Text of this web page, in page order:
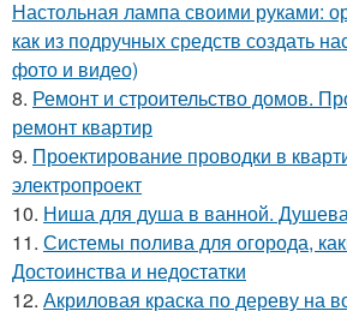
Настольная лампа своими руками:
как из подручных средств создать
фото и видео)
8. Ремонт и строительство домов.
ремонт квартир
9. Проектирование проводки в
электропроект
10. Ниша для душа в ванной.
11. Системы полива для огорода,
Достоинства и недостатки
12. Акриловая краска по дереву на